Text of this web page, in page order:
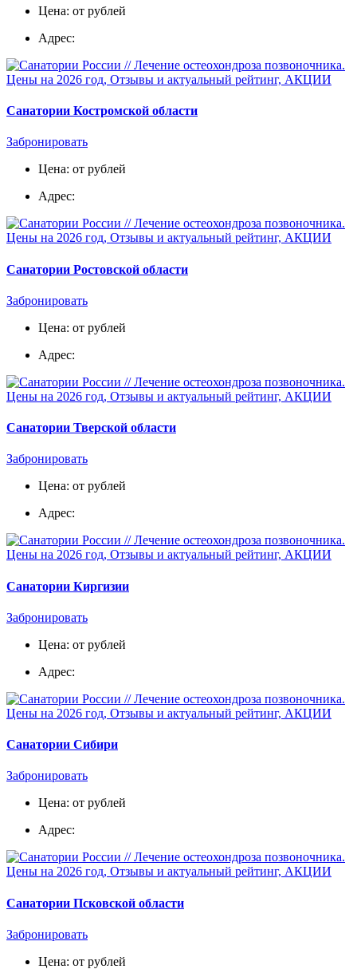
Цена: от рублей
Адрес:
Санатории Костромской области
Забронировать
Цена: от рублей
Адрес:
Санатории Ростовской области
Забронировать
Цена: от рублей
Адрес:
Санатории Тверской области
Забронировать
Цена: от рублей
Адрес:
Санатории Киргизии
Забронировать
Цена: от рублей
Адрес:
Санатории Сибири
Забронировать
Цена: от рублей
Адрес:
Санатории Псковской области
Забронировать
Цена: от рублей